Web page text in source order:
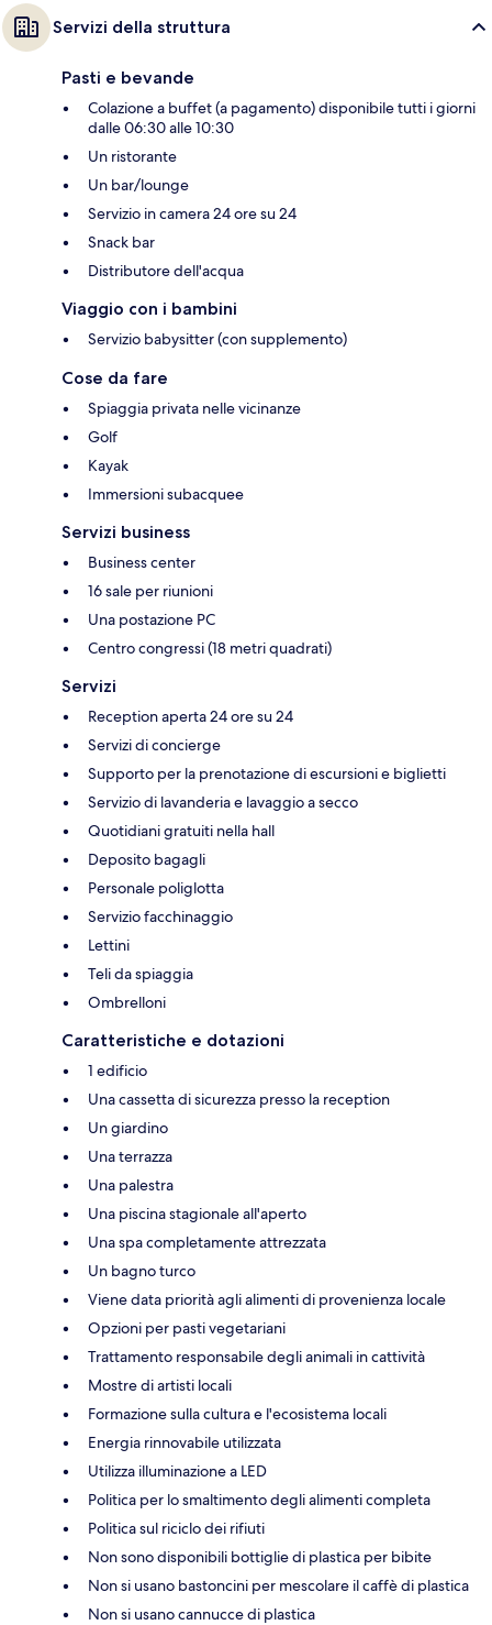
Servizi della struttura
Pasti e bevande
Colazione a buffet (a pagamento) disponibile tutti i giorni
dalle 06:30 alle 10:30
Un ristorante
Un bar/lounge
Servizio in camera 24 ore su 24
Snack bar
Distributore dell'acqua
Viaggio con i bambini
Servizio babysitter (con supplemento)
Cose da fare
Spiaggia privata nelle vicinanze
Golf
Kayak
Immersioni subacquee
Servizi business
Business center
16 sale per riunioni
Una postazione PC
Centro congressi (18 metri quadrati)
Servizi
Reception aperta 24 ore su 24
Servizi di concierge
Supporto per la prenotazione di escursioni e biglietti
Servizio di lavanderia e lavaggio a secco
Quotidiani gratuiti nella hall
Deposito bagagli
Personale poliglotta
Servizio facchinaggio
Lettini
Teli da spiaggia
Ombrelloni
Caratteristiche e dotazioni
1 edificio
Una cassetta di sicurezza presso la reception
Un giardino
Una terrazza
Una palestra
Una piscina stagionale all'aperto
Una spa completamente attrezzata
Un bagno turco
Viene data priorità agli alimenti di provenienza locale
Opzioni per pasti vegetariani
Trattamento responsabile degli animali in cattività
Mostre di artisti locali
Formazione sulla cultura e l'ecosistema locali
Energia rinnovabile utilizzata
Utilizza illuminazione a LED
Politica per lo smaltimento degli alimenti completa
Politica sul riciclo dei rifiuti
Non sono disponibili bottiglie di plastica per bibite
Non si usano bastoncini per mescolare il caffè di plastica
Non si usano cannucce di plastica